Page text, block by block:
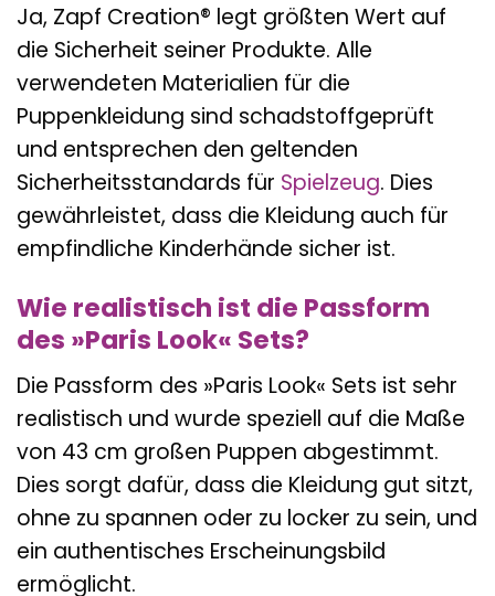
Ja, Zapf Creation® legt größten Wert auf
die Sicherheit seiner Produkte. Alle
verwendeten Materialien für die
Puppenkleidung sind schadstoffgeprüft
und entsprechen den geltenden
Sicherheitsstandards für Spielzeug. Dies
gewährleistet, dass die Kleidung auch für
empfindliche Kinderhände sicher ist.
Wie realistisch ist die Passform
des »Paris Look« Sets?
Die Passform des »Paris Look« Sets ist sehr
realistisch und wurde speziell auf die Maße
von 43 cm großen Puppen abgestimmt.
Dies sorgt dafür, dass die Kleidung gut sitzt,
ohne zu spannen oder zu locker zu sein, und
ein authentisches Erscheinungsbild
ermöglicht.